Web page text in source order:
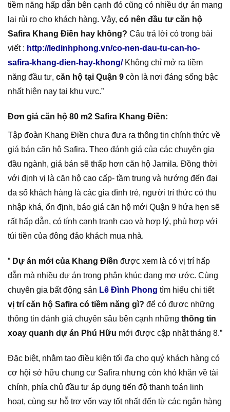
tiềm năng hấp dẫn bên cạnh đó cũng có nhiều dự án mang
lại rủi ro cho khách hàng. Vậy, có nên đầu tư căn hộ
Safira Khang Điền hay không? Câu trả lời có trong bài
viết : http://ledinhphong.vn/co-nen-dau-tu-can-ho-
safira-khang-dien-hay-khong/Không chỉ mở ra tiềm
năng đầu tư, căn hộ tại Quận 9 còn là nơi đáng sống bậc
nhất hiện nay tại khu vực.”
Đơn giá căn hộ 80 m2 Safira Khang Điền:
Tập đoàn Khang Điền chưa đưa ra thông tin chính thức về
giá bán căn hộ Safira. Theo đánh giá của các chuyên gia
đầu ngành, giá bán sẽ thấp hơn căn hộ Jamila. Đồng thời
với định vị là căn hộ cao cấp- tầm trung và hướng đến đại
đa số khách hàng là các gia đình trẻ, người trí thức có thu
nhập khá, ổn định, báo giá căn hộ mới Quận 9 hứa hẹn sẽ
rất hấp dẫn, có tính cạnh tranh cao và hợp lý, phù hợp với
túi tiền của đông đảo khách mua nhà.
” Dự án mới của Khang Điền được xem là có vị trí hấp
dẫn mà nhiều dự án trong phân khúc đang mơ ước. Cùng
chuyên gia bất động sản Lê Đình Phong tìm hiểu chi tiết
vị trí căn hộ Safira có tiềm năng gì? để có được những
thông tin đánh giá chuyên sâu bên cạnh những thông tin
xoay quanh dự án Phú Hữu mới được cập nhật tháng 8.”
Đặc biệt, nhằm tạo điều kiện tối đa cho quý khách hàng có
cơ hội sở hữu chung cư Safira nhưng còn khó khăn về tài
chính, phía chủ đầu tư áp dụng tiến độ thanh toán linh
hoạt, cùng sự hỗ trợ vốn vay tốt nhất đến từ các ngân hàng